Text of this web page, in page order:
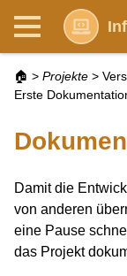
🏠 > Projekte >
Erste
Damit die
von anderen
eine Pause
das Projekt